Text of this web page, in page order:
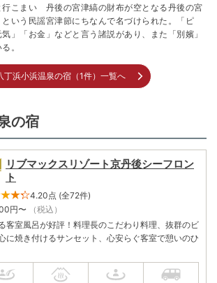
行こまい 丹後の宮津縞の財布が空となる丹後の宮
いう民謡宮津節にちなんで名づけられた。「ピ
」「お金」などと言う諸説があり、また「別嬪」
。
丁浜小浜温泉の宿（1件）一覧へ
の宿
リブマックスリゾート京丹後シーフロン
ト
4.20点 (全72件)
円〜
（税込）
客室風呂が好評！料理長のこだわり料理、抜群のビ
に焼き付けるサンセット、心安らぐ客室で憩いのひ